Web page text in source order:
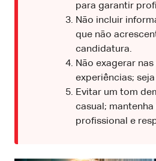
para garantir
Não incluir
que não
candidatura.
Não exagerar
experiências;
Evitar um tom
casual;
profissional e